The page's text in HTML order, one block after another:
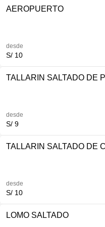
AEROPUERTO
desde
S/ 10
TALLARIN SALTADO DE
desde
S/ 9
TALLARIN SALTADO DE
desde
S/ 10
LOMO SALTADO